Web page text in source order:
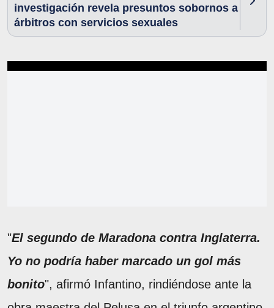
investigación revela presuntos sobornos a
árbitros con servicios sexuales
"El segundo de Maradona contra Inglaterra.
Yo no podría haber marcado un gol más
bonito", afirmó Infantino, rindiéndose ante la